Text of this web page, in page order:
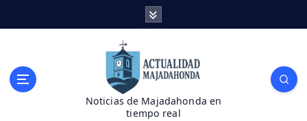
Noticias de Majadahonda en
tiempo real